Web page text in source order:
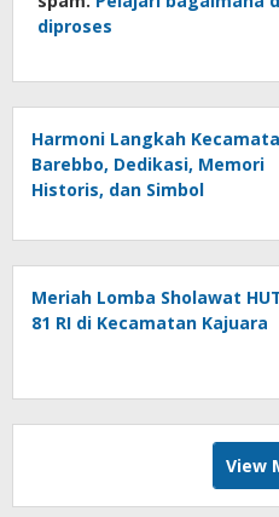
diproses
Harmoni Langkah
Barebbo, Dedikasi, Memori
Historis, dan Simbol
Meriah Lomba Sholawat
81 RI di Kecamatan Kajuara
View